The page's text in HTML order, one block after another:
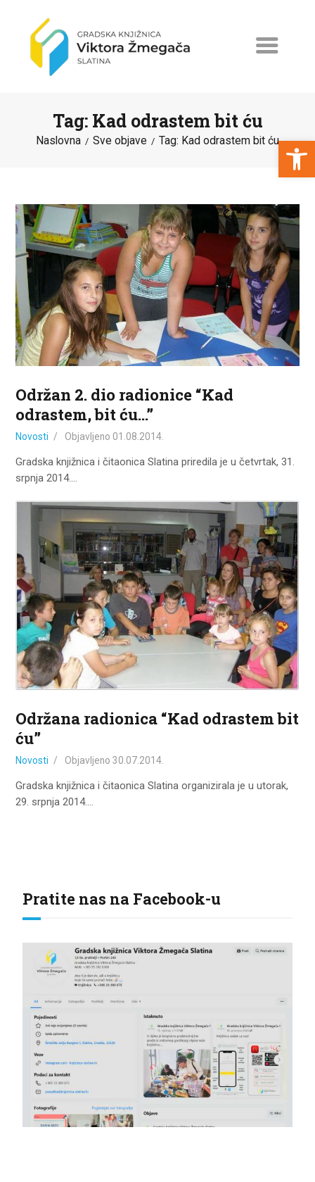
Open toolbar
Tag: Kad odrastem bit ću
Naslovna Sve objave Tag: Kad odrastem bit ću
NOVOSTI
ERASMUS+
PROGRAMI I PROJEKTI
KATALOG
O KNJIŽNICI
ZA KORISNIKE
ODJELI
KONTAKT
Održan 2. dio radionice “Kad
odrastem, bit ću…”
Novosti Objavljeno 01.08.2014.
Gradska knjižnica i čitaonica Slatina priredila je u četvrtak, 31.
srpnja 2014.…
Održana radionica “Kad odrastem bit
ću”
Novosti Objavljeno30.07.2014.
Gradska knjižnica i čitaonica Slatina organizirala je u utorak,
29. srpnja 2014.…
Pratite nas na Facebook-u